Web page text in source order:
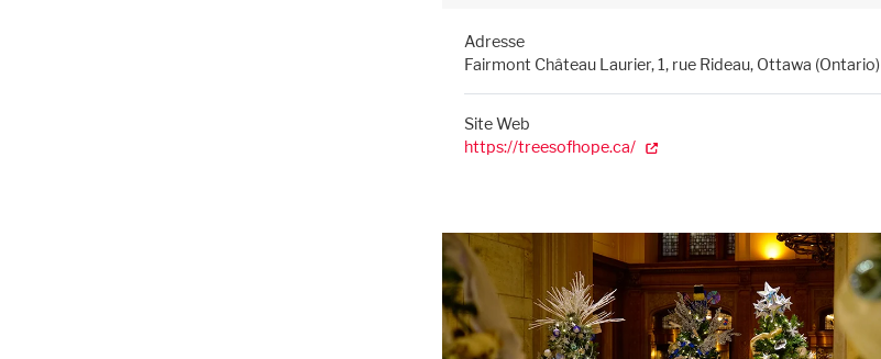
Adresse
Fairmont Château Laurier, 1, rue Rideau, Ottawa (Ontario)
Site Web
https://treesofhope.ca/